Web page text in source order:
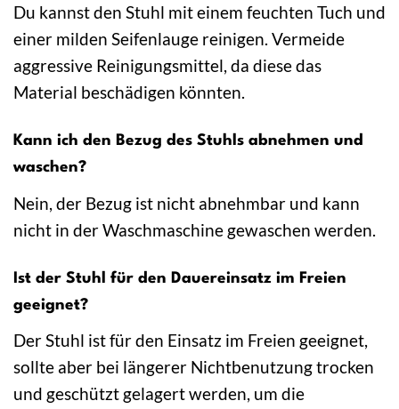
Du kannst den Stuhl mit einem feuchten Tuch und
einer milden Seifenlauge reinigen. Vermeide
aggressive Reinigungsmittel, da diese das
Material beschädigen könnten.
Kann ich den Bezug des Stuhls abnehmen und
waschen?
Nein, der Bezug ist nicht abnehmbar und kann
nicht in der Waschmaschine gewaschen werden.
Ist der Stuhl für den Dauereinsatz im Freien
geeignet?
Der Stuhl ist für den Einsatz im Freien geeignet,
sollte aber bei längerer Nichtbenutzung trocken
und geschützt gelagert werden, um die